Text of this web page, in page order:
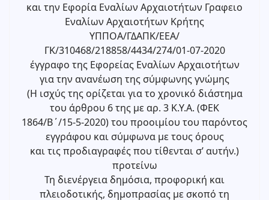
και την Εφορία Εναλίων Αρχαιοτήτων Γραφειο
Εναλίων Αρχαιοτήτων Κρήτης
ΥΠΠΟΑ/ΓΔΑΠΚ/ΕΕΑ/
ΓΚ/310468/218858/4434/274/01-07-2020
έγγραφο της Εφορείας Εναλίων Αρχαιοτήτων
για την ανανέωση της σύμφωνης γνώμης
(Η ισχύς της ορίζεται για το χρονικό διάστημα
του άρθρου 6 της με αρ. 3 Κ.Υ.Α. (ΦΕΚ
1864/Β΄/15-5-2020) του προοιμίου του παρόντος
εγγράφου και σύμφωνα με τους όρους
και τις προδιαγραφές που τίθενται σ’ αυτήν.)
προτείνω
Τη διενέργεια δημόσια, προφορική και
πλειοδοτικής, δημοπρασίας με σκοπό τη